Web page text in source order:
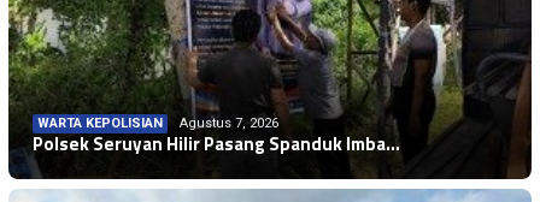
WARTA KEPOLISIAN Agustus 7, 2026
Polsek Seruyan Hilir Pasang Spanduk Imba…